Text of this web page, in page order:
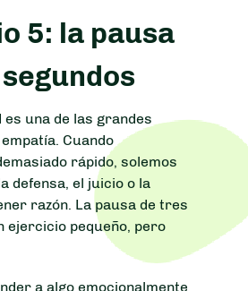
5: la pausa
es una de las grandes
Cuando
rápido, solemos
defensa, el juicio o la
razón. La pausa de tres
ejercicio pequeño, pero
a algo emocionalmente